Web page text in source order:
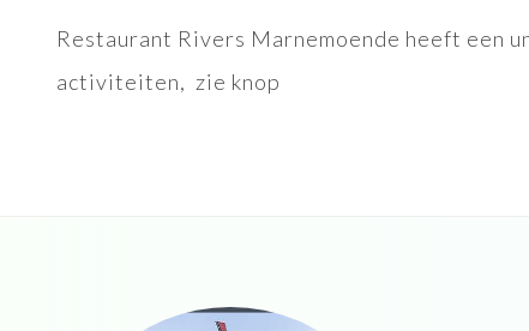
Restaurant Rivers Marnemoende heeft een
activiteiten, zie knop